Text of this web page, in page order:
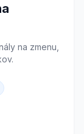
na zmenu,